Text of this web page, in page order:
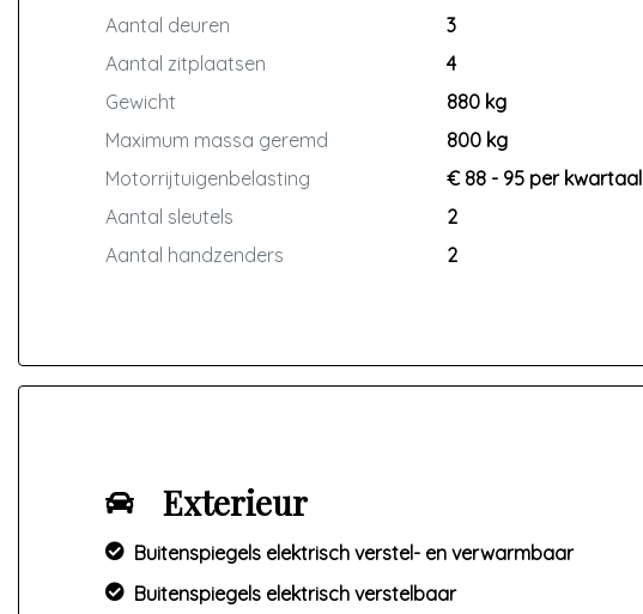
Aantal deuren
3
Aantal zitplaatsen
4
Gewicht
880 kg
Maximum massa geremd
800 kg
Motorrijtuigenbelasting
€ 88 - 95 per kwartaal
Aantal sleutels
2
Aantal handzenders
2
Exterieur
Buitenspiegels elektrisch verstel- en verwarmbaar
Buitenspiegels elektrisch verstelbaar